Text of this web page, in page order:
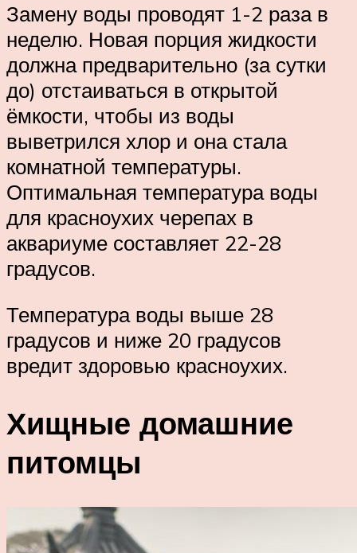
Замену воды проводят 1-2 раза в
неделю. Новая порция жидкости
должна предварительно (за сутки
до) отстаиваться в открытой
ёмкости, чтобы из воды
выветрился хлор и она стала
комнатной температуры.
Оптимальная температура воды
для красноухих черепах в
аквариуме составляет 22-28
градусов.
Температура воды выше 28
градусов и ниже 20 градусов
вредит здоровью красноухих.
Хищные домашние
питомцы